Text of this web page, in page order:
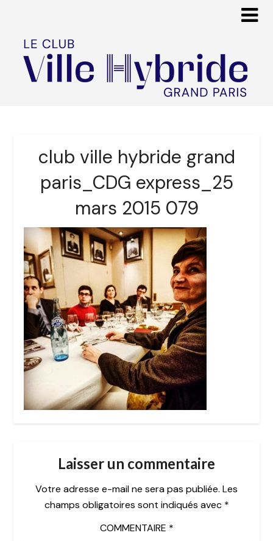
club ville hybride grand
paris_CDG express_25
mars 2015 079
Laisser un commentaire
Votre adresse e-mail ne sera pas publiée. Les
champs obligatoires sont indiqués avec *
COMMENTAIRE *